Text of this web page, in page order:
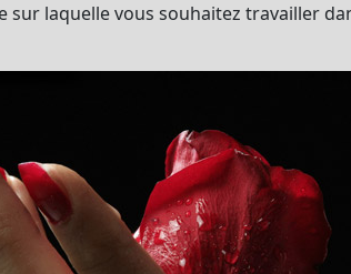
sur laquelle vous souhaitez travailler